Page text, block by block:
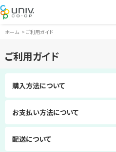
ホーム > ご利用ガイド
ご利用ガイド
購入方法について
お支払い方法について
配送について